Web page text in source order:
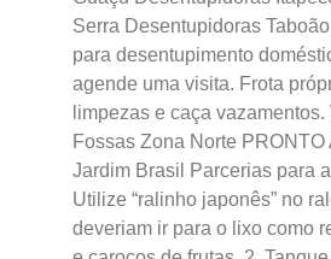
Serra Desentupidoras
para desentupimento
agende uma visita. Frota
limpezas e caça
Fossas Zona Norte
Jardim Brasil Parcerias para
Utilize “ralinho japonês” no
deveriam ir para o lixo como